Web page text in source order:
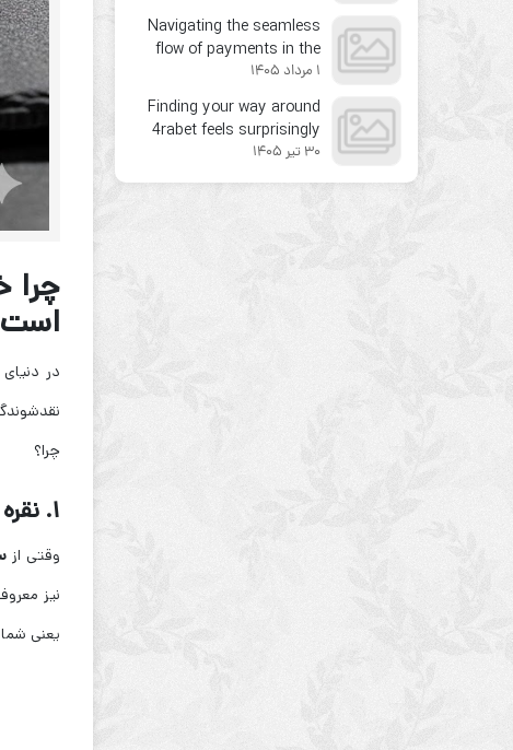
در
چرا؟
۱. نقره ۹۹۹؛ فلزی فراتر از زیورآلات
وقتی از
نیز
یعنی
Navigating the seamless
flow of payments in the
new wave of online
casinos
1 مرداد 1405
Finding your way around
4rabet feels surprisingly
natural for newcomers
30 تیر 1405